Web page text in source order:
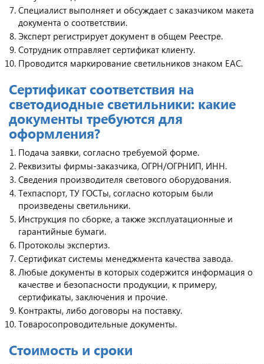
Специалист выполняет и обсуждает с заказчиком макета
документа о соответствии.
Эксперт регистрирует документ в общем Реестре.
Сотрудник отправляет сертификат клиенту.
Проводится маркирование светильников знаком ЕАС.
Сертификат соответствия на
светодиодные светильники: какие
документы требуются для
оформления?
Подача заявки, согласно требуемой форме.
Реквизиты фирмы-заказчика, ОГРН/ОГРНИП, ИНН.
Сведения производителя светового оборудования.
Техпаспорт, ТУ ГОСТы, согласно которым были
произведены светильники.
Инструкция по сборке, а также эксплуатационные и
гарантийные бумаги.
Протоколы экспертиз.
Сертификат системы менеджмента качества завода.
Любые документы в которых содержится информация о
качестве и безопасности продукции, к примеру,
сертификаты, заключения и прочие.
Контракты, либо договоры на поставку.
Товаросопроводительные документы.
Стоимость и сроки